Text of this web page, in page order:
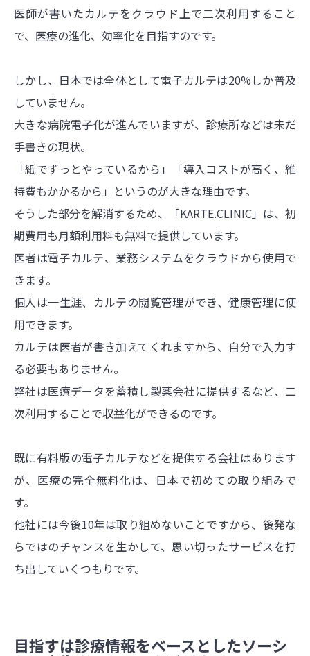
医師が書いたカルテをクラウド上で二次利用すること
で、医療の進化、効率化を目指すのです。
しかし、日本では全体として電子カルテは20%しか普及
していません。
大きな病院電子化が進んでいますが、診療所などは未だ
手書きの現状。
「紙でずっとやっているから」「導入コストが高く、維
持費もかかるから」というのが大きな理由です。
そうした部分を解消するため、「KARTE.CLINIC」は、初
期費用も月額利用料も無料で提供しています。
医者は電子カルテ、業務システムをクラウドから使用で
きます。
個人は一生涯、カルテの閲覧管理ができ、健康管理に使
用できます。
カルテは医者が書き加えてくれますから、自分で入力す
る必要もありません。
弊社は医療データを蓄積し製薬会社に提供するなど、二
次利用することで収益化ができるのです。
既に有料版の電子カルテなどを提供する会社はあります
が、医療の完全無料化は、日本で初めての取り組みで
す。
他社には今後10年は取り組めないことですから、後発な
らではのチャンスを生かして、思い切ったサービスを打
ち出していくつもりです。
目指すは診療情報をベースとしたソーシ